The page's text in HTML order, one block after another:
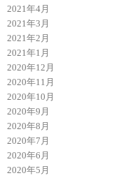
2021年4月
2021年3月
2021年2月
2021年1月
2020年12月
2020年11月
2020年10月
2020年9月
2020年8月
2020年7月
2020年6月
2020年5月